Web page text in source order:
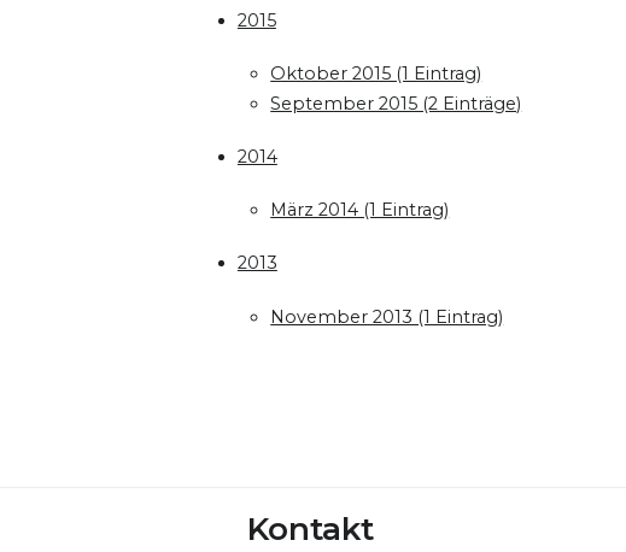
2015
Oktober 2015 (1 Eintrag)
September 2015 (2 Einträge)
2014
März 2014 (1 Eintrag)
2013
November 2013 (1 Eintrag)
Kontakt